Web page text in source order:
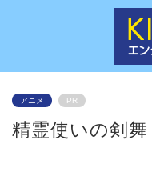
アニメ PR
精霊使いの剣舞